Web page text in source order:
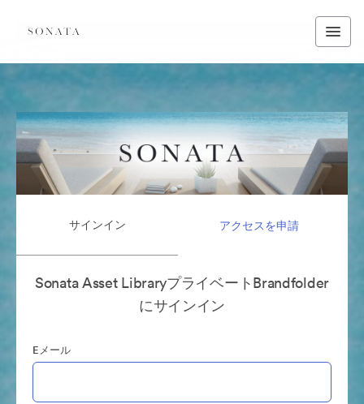
サインイン アクセスを申請
Sonata Asset LibraryプライベートBrandfolder
にサインイン
Eメール